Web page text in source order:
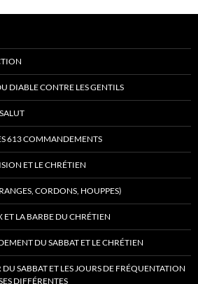
DIABLE CONTRE LES GENTILS
613 COMMANDEMENTS
ET LE CHRÉTIEN
CORDONS, HOUPPES)
ET LA BARBE DU CHRÉTIEN
DU SABBAT ET LE CHRÉTIEN
SABBAT ET LES JOURS DE FRÉQUENTATION
DIFFÉRENTES